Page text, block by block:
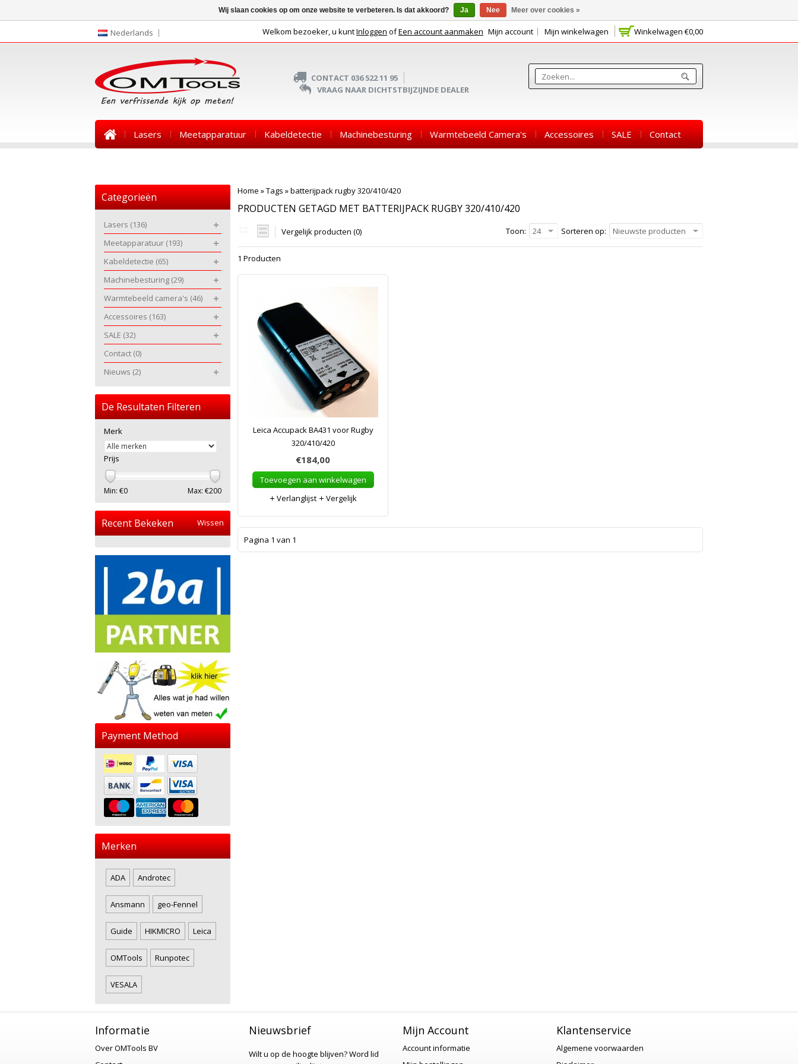
Nederlands Winkelwagen €0,00
Welkom bezoeker, u kuntInloggen ofEen account aanmaken Mijn account Mijn winkelwagen
CONTACT 036 522 11 95
VRAAG NAAR DICHTSTBIJZIJNDE DEALER
Lasers Meetapparatuur Kabeldetectie Machinebesturing Warmtebeeld Camera's Accessoires SALE Contact
Home »Tags »batterijpack rugby 320/410/420
PRODUCTEN GETAGD MET BATTERIJPACK RUGBY 320/410/420
Vergelijk producten (0) Sorteren op: Nieuwste producten
Toon: 24
1 Producten
Leica Accupack BA431 voor Rugby
320/410/420
€184,00
Toevoegen aan winkelwagen
Verlanglijst
Vergelijk
Pagina 1 van 1
Categorieën
Lasers (136)
Meetapparatuur (193)
Kabeldetectie (65)
Machinebesturing (29)
Warmtebeeld camera's (46)
Accessoires (163)
SALE (32)
Contact (0)
Nieuws (2)
De Resultaten Filteren
Merk
Prijs
Min: €0 Max: €200
Recent Bekeken Wissen
Payment Method
Merken
ADA Androtec
Ansmann geo-Fennel
Guide HIKMICRO Leica
OMTools Runpotec
VESALA
Informatie
Over OMTools BV
Nieuwsbrief
Wilt u op de hoogte blijven?Word lid
Mijn Account
Account informatie
Klantenservice
Algemene voorwaarden
Wij slaan cookies op om onze website te verbeteren. Is dat akkoord? Ja Nee Meer over cookies »